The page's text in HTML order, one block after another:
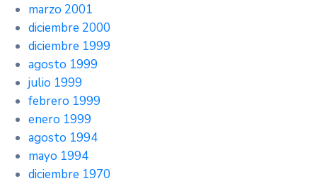
marzo 2001
diciembre 2000
diciembre 1999
agosto 1999
julio 1999
febrero 1999
enero 1999
agosto 1994
mayo 1994
diciembre 1970